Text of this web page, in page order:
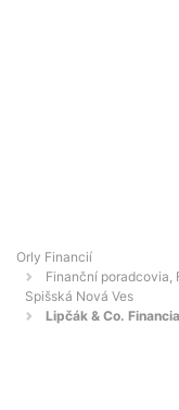
Orly Financií
Finanční poradcovia,
Spišská Nová Ves
Lipčák & Co.